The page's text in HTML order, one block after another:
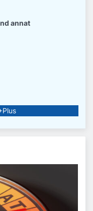
annat